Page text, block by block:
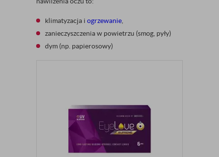
klimatyzacja i ogrzewanie
zanieczyszczenia w powietrzu (smog, pyły)
dym (np. papierosowy)